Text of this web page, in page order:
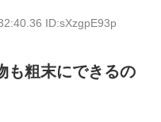
ID:sXzgpE93p
も粗末にできるの